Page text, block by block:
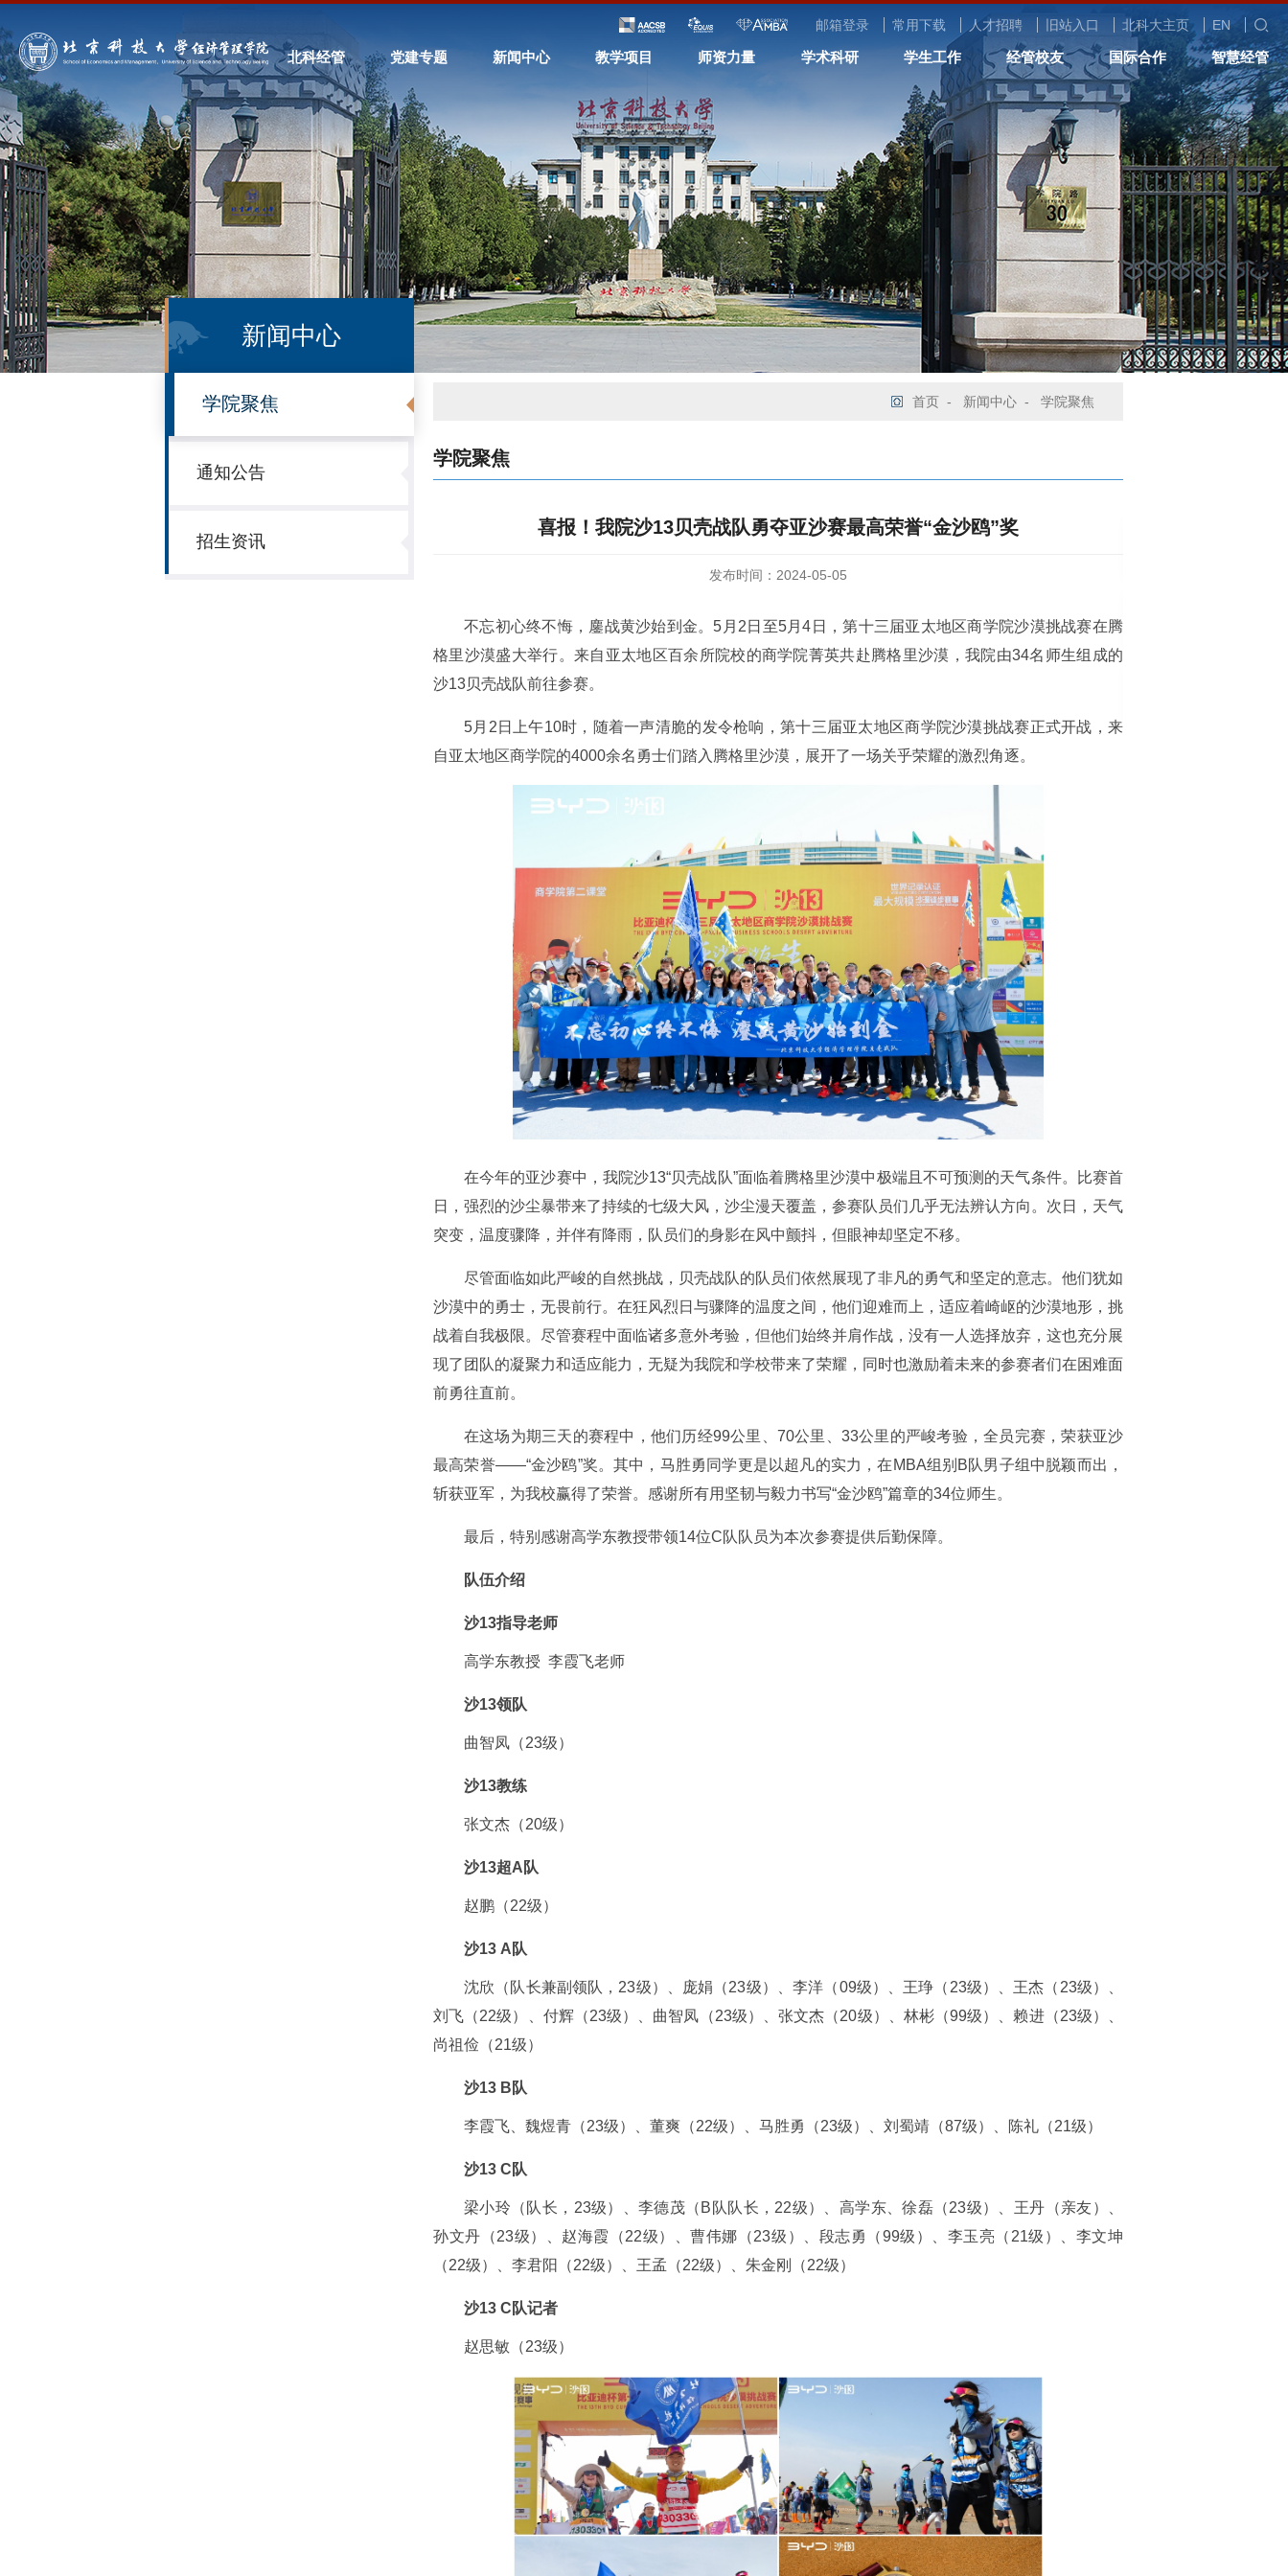
邮箱登录 常用下载 人才招聘 旧站入口 北科大主页 EN
北科经管 党建专题 新闻中心 教学项目 师资力量 学术科研 学生工作 经管校友 国际合作 智慧经管
新闻中心
学院聚焦
通知公告
招生资讯
首页 - 新闻中心 - 学院聚焦
学院聚焦
喜报！我院沙13贝壳战队勇夺亚沙赛最高荣誉“金沙鸥”奖
发布时间：2024-05-05
不忘初心终不悔，鏖战黄沙始到金。5月2日至5月4日，第十三届亚太地区商学院沙漠挑战赛在腾
格里沙漠盛大举行。来自亚太地区百余所院校的商学院菁英共赴腾格里沙漠，我院由34名师生组成的
沙13贝壳战队前往参赛。
5月2日上午10时，随着一声清脆的发令枪响，第十三届亚太地区商学院沙漠挑战赛正式开战，来
自亚太地区商学院的4000余名勇士们踏入腾格里沙漠，展开了一场关乎荣耀的激烈角逐。
在今年的亚沙赛中，我院沙13“贝壳战队”面临着腾格里沙漠中极端且不可预测的天气条件。比赛首
日，强烈的沙尘暴带来了持续的七级大风，沙尘漫天覆盖，参赛队员们几乎无法辨认方向。次日，天气
突变，温度骤降，并伴有降雨，队员们的身影在风中颤抖，但眼神却坚定不移。
尽管面临如此严峻的自然挑战，贝壳战队的队员们依然展现了非凡的勇气和坚定的意志。他们犹如
沙漠中的勇士，无畏前行。在狂风烈日与骤降的温度之间，他们迎难而上，适应着崎岖的沙漠地形，挑
战着自我极限。尽管赛程中面临诸多意外考验，但他们始终并肩作战，没有一人选择放弃，这也充分展
现了团队的凝聚力和适应能力，无疑为我院和学校带来了荣耀，同时也激励着未来的参赛者们在困难面
前勇往直前。
在这场为期三天的赛程中，他们历经99公里、70公里、33公里的严峻考验，全员完赛，荣获亚沙
最高荣誉——“金沙鸥”奖。其中，马胜勇同学更是以超凡的实力，在MBA组别B队男子组中脱颖而出，
斩获亚军，为我校赢得了荣誉。感谢所有用坚韧与毅力书写“金沙鸥”篇章的34位师生。
最后，特别感谢高学东教授带领14位C队队员为本次参赛提供后勤保障。
队伍介绍
沙13指导老师
高学东教授 李霞飞老师
沙13领队
曲智凤（23级）
沙13教练
张文杰（20级）
沙13超A队
赵鹏（22级）
沙13 A队
沈欣（队长兼副领队，23级）、庞娟（23级）、李洋（09级）、王琤（23级）、王杰（23级）、
刘飞（22级）、付辉（23级）、曲智凤（23级）、张文杰（20级）、林彬（99级）、赖进（23级）、
尚祖俭（21级）
沙13 B队
李霞飞、魏煜青（23级）、董爽（22级）、马胜勇（23级）、刘蜀靖（87级）、陈礼（21级）
沙13 C队
梁小玲（队长，23级）、李德茂（B队队长，22级）、高学东、徐磊（23级）、王丹（亲友）、
孙文丹（23级）、赵海霞（22级）、曹伟娜（23级）、段志勇（99级）、李玉亮（21级）、李文坤
（22级）、李君阳（22级）、王孟（22级）、朱金刚（22级）
沙13 C队记者
赵思敏（23级）